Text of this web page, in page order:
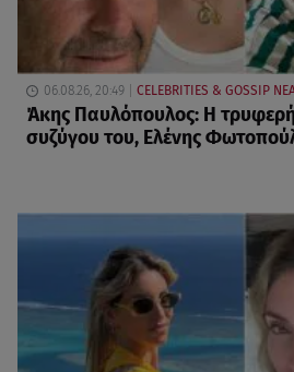
06.08.26, 20:49 CELEBRITIES & GOSSIP
Άκης Παυλόπουλος: Η
συζύγου του, Ελένης